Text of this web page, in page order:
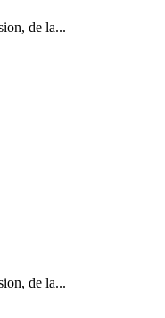
de la...
de la...